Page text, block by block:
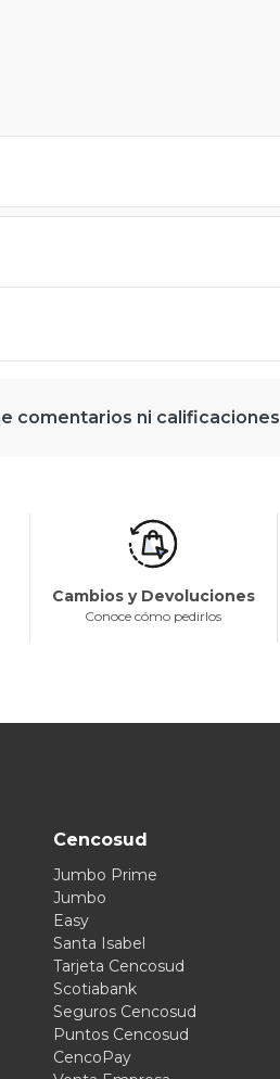
comentarios ni calificaciones
Cambios y Devoluciones
Conoce cómo pedirlos
Cencosud
Jumbo Prime
Jumbo
Easy
Santa Isabel
Tarjeta Cencosud
Scotiabank
Seguros Cencosud
Puntos Cencosud
CencoPay